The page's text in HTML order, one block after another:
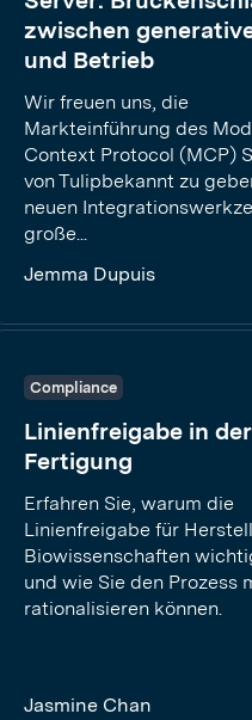
zwischen
und Betrieb
Wir freuen uns, die
Markteinführung des
Context Protocol (MCP)
von Tulipbekannt zu
neuen
große...
Jemma Dupuis
Compliance
Linienfreigabe in der
Fertigung
Erfahren Sie, warum die
Linienfreigabe für
Biowissenschaften
und wie Sie den Prozess
rationalisieren können.
Jasmine Chan